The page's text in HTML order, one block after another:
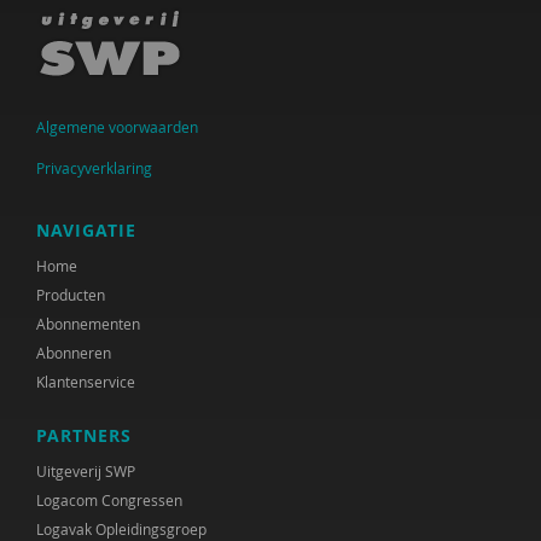
Joep Hanrath
Peer van der Helm
Jo Hermanns
Kelly van den Heuvel
Daniëlle ijns
Donald Jager
Ellen Janssen
Liesbeth Jongerius
Marcel Krutzen
Jos Kuppens
Algemene voorwaarden
Privacyverklaring
NAVIGATIE
Home
Producten
Abonnementen
Abonneren
Klantenservice
PARTNERS
Uitgeverij SWP
Logacom Congressen
Logavak Opleidingsgroep